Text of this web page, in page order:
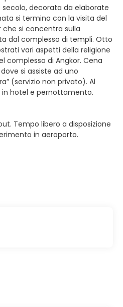
secolo, decorata da elaborate
si termina con la visita del
che si concentra sulla
dal complesso di templi. Otto
vari aspetti della religione
complesso di Angkor. Cena
si assiste ad uno
(servizio non privato). Al
hotel e pernottamento.
Tempo libero a disposizione
in aeroporto.